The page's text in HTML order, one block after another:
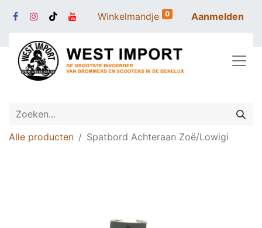
Winkelmandje 0 Aanmelden
Alle producten Spatbord Achteraan Zoë/Lowigi